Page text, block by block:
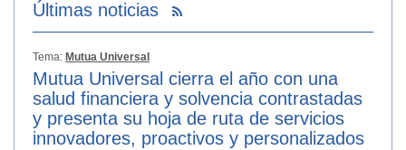
Últimas noticias
Tema: Mutua Universal
Mutua Universal cierra el año con una
salud financiera y solvencia contrastadas
y presenta su hoja de ruta de servicios
innovadores, proactivos y personalizados